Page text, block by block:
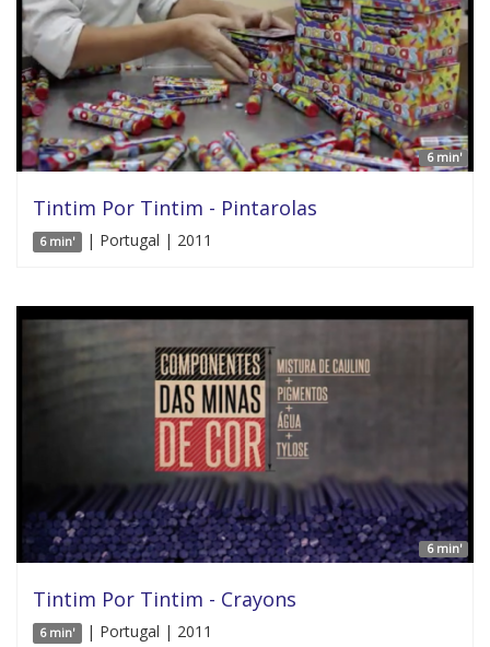
6 min'
Tintim Por Tintim - Pintarolas
6 min' | Portugal | 2011
6 min'
Tintim Por Tintim - Crayons
6 min' | Portugal | 2011